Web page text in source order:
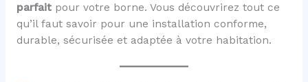
parfaitpour votre borne. Vous découvrirez tout ce
qu’il faut savoir pour une installation conforme,
durable, sécurisée et adaptée à votre habitation.